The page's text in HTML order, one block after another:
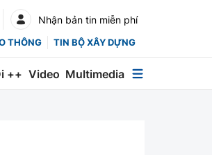
Nhận bản tin miễn phí
THÔNG TIN BỘ XÂY DỰNG
++ Video Multimedia